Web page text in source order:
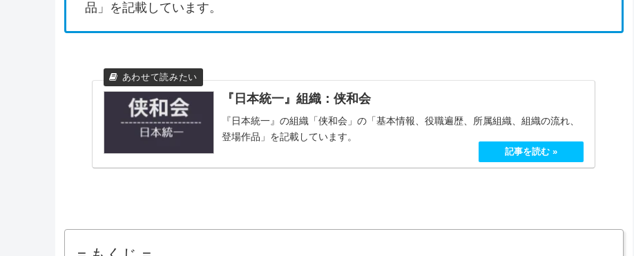
品」を記載しています。
『日本統一』組織：侠和会
『日本統一』の組織「侠和会」の「基本情報、役職遍歴、所属組織、組織の流れ、
登場作品」を記載しています。